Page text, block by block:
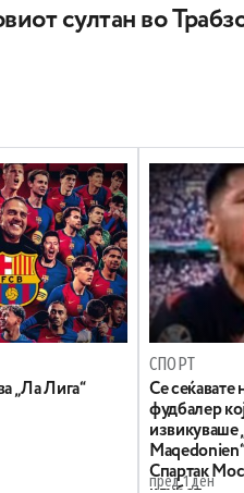
султан во
„Ла Лига“
СПОРТ
Се сеќавате
фудбалер
извикуваше
Спартак
пред 1 ден